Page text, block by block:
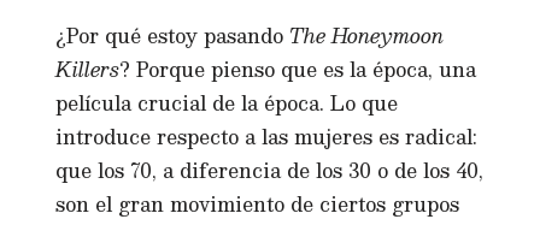
¿Por qué estoy pasando The Honeymoon
Killers? Porque pienso que es la época, una
película crucial de la época. Lo que
introduce respecto a las mujeres es radical:
que los 70, a diferencia de los 30 o de los 40,
son el gran movimiento de ciertos grupos